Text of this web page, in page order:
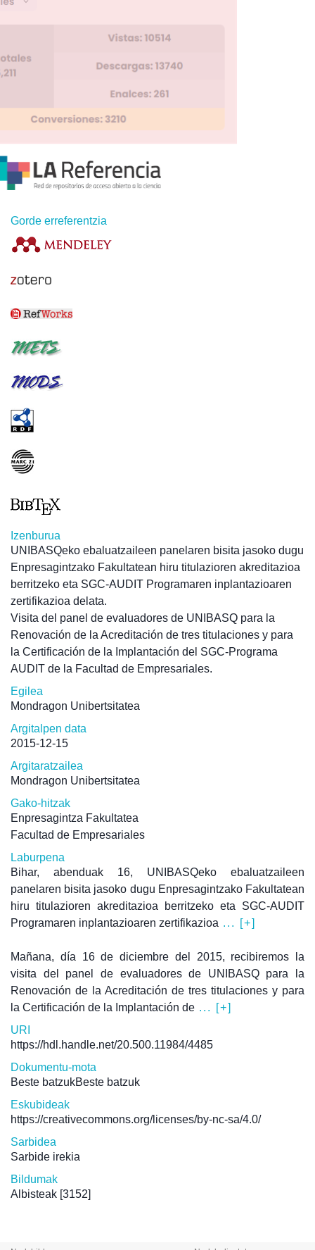
Gorde erreferentzia
Izenburua
UNIBASQeko ebaluatzaileen panelaren bisita jasoko dugu
Enpresagintzako Fakultatean hiru titulazioren akreditazioa
berritzeko eta SGC-AUDIT Programaren inplantazioaren
zertifikazioa delata.
Visita del panel de evaluadores de UNIBASQ para la
Renovación de la Acreditación de tres titulaciones y para
la Certificación de la Implantación del SGC-Programa
AUDIT de la Facultad de Empresariales.
Egilea
Mondragon Unibertsitatea
Argitalpen data
2015-12-15
Argitaratzailea
Mondragon Unibertsitatea
Gako-hitzak
Enpresagintza Fakultatea
Facultad de Empresariales
Laburpena
Bihar, abenduak 16, UNIBASQeko ebaluatzaileen
panelaren bisita jasoko dugu Enpresagintzako Fakultatean
hiru titulazioren akreditazioa berritzeko eta SGC-AUDIT
Programaren inplantazioaren zertifikazioa ... [+]
Mañana, día 16 de diciembre del 2015, recibiremos la
visita del panel de evaluadores de UNIBASQ para la
Renovación de la Acreditación de tres titulaciones y para
la Certificación de la Implantación de ... [+]
URI
https://hdl.handle.net/20.500.11984/4485
Dokumentu-mota
Beste batzukBeste batzuk
Eskubideak
https://creativecommons.org/licenses/by-nc-sa/4.0/
Sarbidea
Sarbide irekia
Bildumak
Albisteak [3152]